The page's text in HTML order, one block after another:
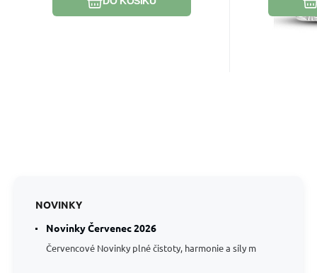
NOVINKY
Novinky Červenec 2026
Červencové Novinky plné čistoty, harmonie a síly m